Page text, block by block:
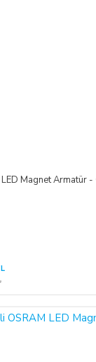
Magnet Armatür -